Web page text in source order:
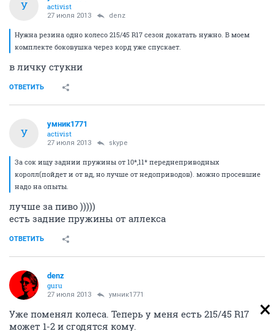
У
activist
27 июля 2013 denz
Нужна резина одно колесо 215/45 R17 сезон докатать нужно. В моем
комплекте боковушка через корд уже спускает.
в личку стукни
ОТВЕТИТЬ
У
умник1771
activist
27 июля 2013 skype
За сок ищу заднии пружины от 10*,11* переднеприводных
королл(пойдет и от вд, но лучше от недоприводов). можно просевшие
надо на опыты.
лучше за пиво )))))
есть задние пружины от аллекса
ОТВЕТИТЬ
denz
guru
27 июля 2013 умник1771
Уже поменял колеса. Теперь у меня есть 215/45 R17
может 1-2 и сгодятся кому.